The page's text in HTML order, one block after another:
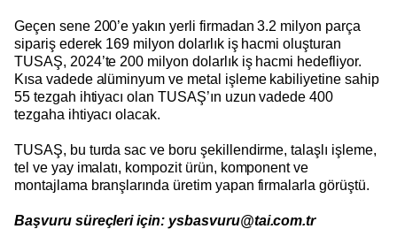
Geçen sene 200’e yakın yerli firmadan 3.2 milyon parça
sipariş ederek 169 milyon dolarlık iş hacmi oluşturan
TUSAŞ, 2024’te 200 milyon dolarlık iş hacmi hedefliyor.
Kısa vadede alüminyum ve metal işleme kabiliyetine sahip
55 tezgah ihtiyacı olan TUSAŞ’ın uzun vadede 400
tezgaha ihtiyacı olacak.
TUSAŞ, bu turda sac ve boru şekillendirme, talaşlı işleme,
tel ve yay imalatı, kompozit ürün, komponent ve
montajlama branşlarında üretim yapan firmalarla görüştü.
Başvuru süreçleri için: ysbasvuru@tai.com.tr